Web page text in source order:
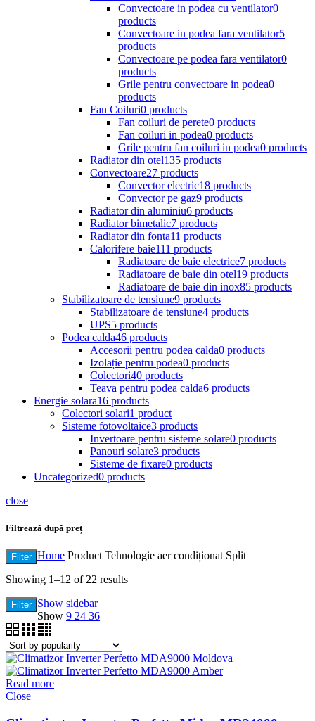
Convectoare in podea cu ventilator0
products
Convectoare in podea fara ventilator5
products
Convectoare pe podea fara ventilator0
products
Grile pentru convectoare in podea0
products
Fan Coiluri0 products
Fan coiluri de perete0 products
Fan coiluri in podea0 products
Grile pentru fan coiluri in podea0 products
Radiator din otel135 products
Convectoare27 products
Convector electric18 products
Convector pe gaz9 products
Radiator din aluminiu6 products
Radiator bimetalic7 products
Radiator din fonta11 products
Calorifere baie111 products
Radiatoare de baie electrice7 products
Radiatoare de baie din otel19 products
Radiatoare de baie din inox85 products
Stabilizatoare de tensiune9 products
Stabilizatoare de tensiune4 products
UPS5 products
Podea calda46 products
Accesorii pentru podea calda0 products
Izolație pentru podea0 products
Colectori40 products
Teava pentru podea calda6 products
Energie solara16 products
Colectori solari1 product
Sisteme fotovoltaice3 products
Invertoare pentru sisteme solare0 products
Panouri solare3 products
Sisteme de fixare0 products
Uncategorized0 products
close
Filtrează după preț
Filter Home Product Tehnologie aer condiționat Split
Showing 1–12 of 22 results
Filter Show sidebar
Show 9 24 36
Read more
Close